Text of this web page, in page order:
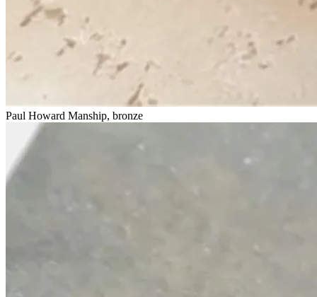
Paul Howard Manship, bronze